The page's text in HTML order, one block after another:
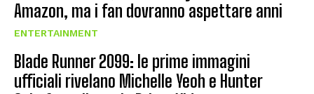
Amazon, ma i fan dovranno aspettare anni
ENTERTAINMENT
Blade Runner 2099: le prime immagini
ufficiali rivelano Michelle Yeoh e Hunter